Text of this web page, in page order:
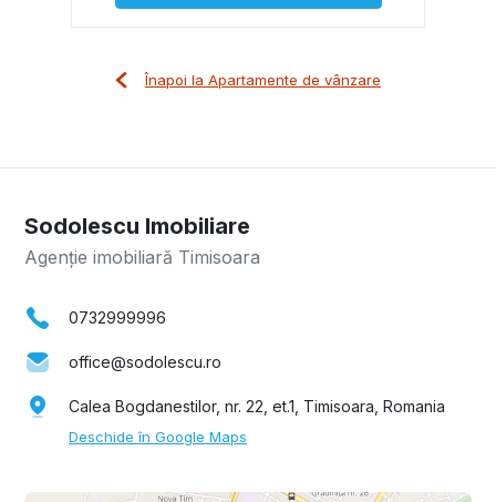
Înapoi la Apartamente de vânzare
Sodolescu Imobiliare
Agenție imobiliară Timisoara
0732999996
office@sodolescu.ro
Calea Bogdanestilor, nr. 22, et.1, Timisoara, Romania
Deschide în Google Maps